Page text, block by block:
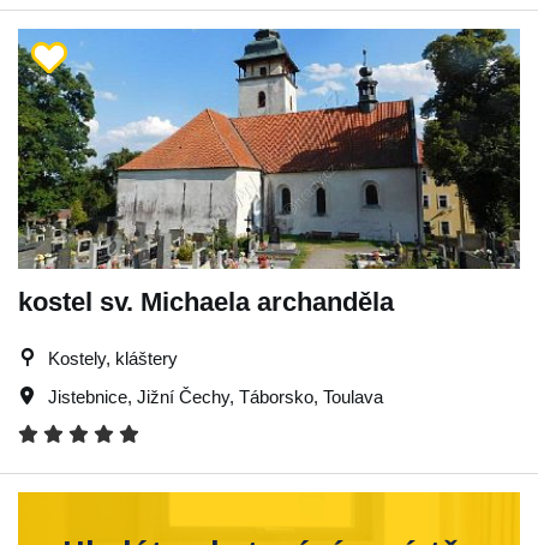
kostel sv. Michaela archanděla
Kostely, kláštery
Jistebnice, Jižní Čechy, Táborsko, Toulava